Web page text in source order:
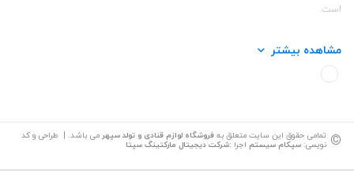
است.
این فروشگاه تمام تلاش خود را نموده تا کالاهایی با کیفیت و با حداقل قیمت
عرضه نماید.
مشاهده بیشتر
© تمامی حقوق این سایت متعلق بهفروشگاه لوازم قنادی و تولد سپهر می باشد. | طراحی و کد
نویسی: سپکام سیستم اجرا :شرکت دیجیتال مارکتینگ سپتا